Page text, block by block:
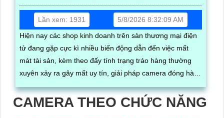
Lần xem: 1931
5/8/2026 8:32:09 AM
Hiện nay các shop kinh doanh trên sàn thương mại điện
tử đang gặp cực kì nhiều biến động dẫn đến việc mất
mát tài sản, kèm theo đấy tính trạng tráo hàng thường
xuyên xảy ra gây mất uy tín, giải pháp camera đóng hàng
sẽ là vị cứu tinh cho bạn, nhờ quay rõ mã vận đơn và quy
trình đóng gói hàng hóa
CAMERA THEO CHỨC NĂNG